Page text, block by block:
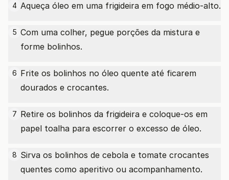
4 Aqueça óleo em uma frigideira em fogo médio-alto.
5 Com uma colher, pegue porções da mistura e
forme bolinhos.
6 Frite os bolinhos no óleo quente até ficarem
dourados e crocantes.
7 Retire os bolinhos da frigideira e coloque-os em
papel toalha para escorrer o excesso de óleo.
8 Sirva os bolinhos de cebola e tomate crocantes
quentes como aperitivo ou acompanhamento.